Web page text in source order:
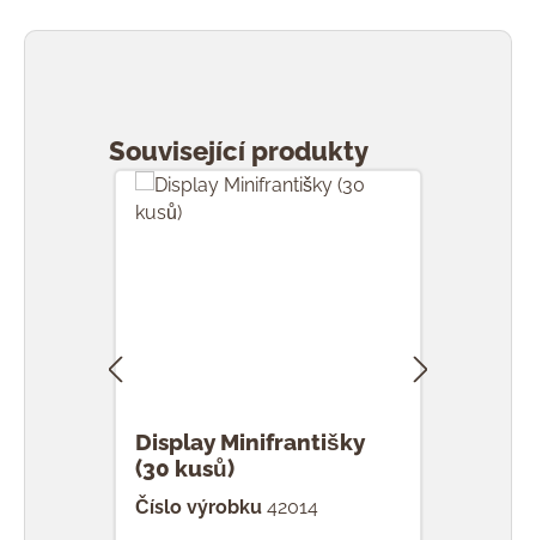
Související produkty
Display Minifrantišky
(30 kusů)
Číslo výrobku 42014